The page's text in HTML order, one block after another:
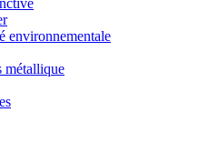
environnementale
métallique